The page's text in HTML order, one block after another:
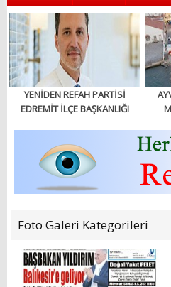
YENİDEN REFAH PARTİSİ
EDREMİT İLÇE BAŞKANLIĞI
Foto Galeri Kategorileri